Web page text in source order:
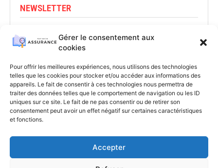
Gérer le consentement aux
cookies
Pour offrir les meilleures expériences, nous utilisons des technologies
telles que les cookies pour stocker et/ou accéder aux informations des
appareils. Le fait de consentir à ces technologies nous permettra de
traiter des données telles que le comportement de navigation ou les ID
uniques sur ce site. Le fait de ne pas consentir ou de retirer son
consentement peut avoir un effet négatif sur certaines caractéristiques
et fonctions.
Accepter
NEWSLETTER